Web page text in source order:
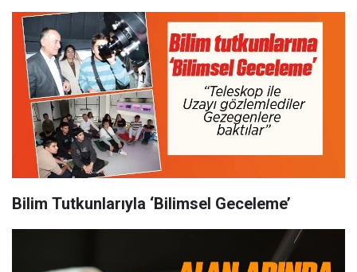
Bilim Tutkunlarıyla ‘Bilimsel Geceleme’